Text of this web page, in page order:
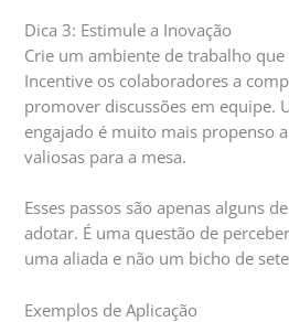
Dica 3: Estimule a Inovação
Crie um ambiente de trabalho
Incentive os colaboradores a
promover discussões em equipe.
engajado é muito mais propenso
valiosas para a mesa.
Esses passos são apenas alguns
adotar. É uma questão de
uma aliada e não um bicho de
Exemplos de Aplicação